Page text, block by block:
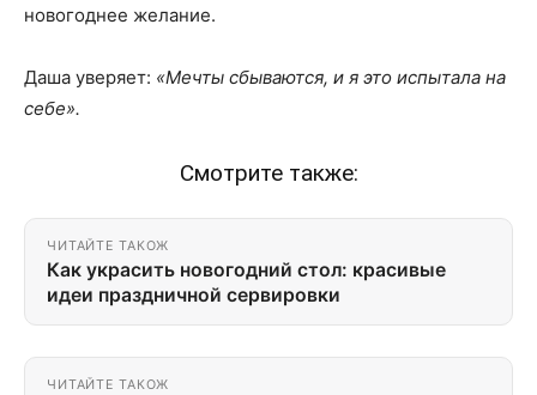
новогоднее желание.
Даша уверяет: «Мечты сбываются, и я это испытала на
себе».
Смотрите также:
ЧИТАЙТЕ ТАКОЖ
Как украсить новогодний стол: красивые
идеи праздничной сервировки
ЧИТАЙТЕ ТАКОЖ